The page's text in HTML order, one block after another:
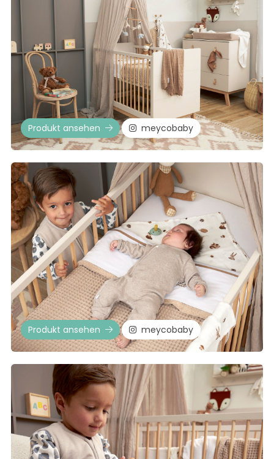
Produkt ansehen meycobaby
Produkt ansehen meycobaby